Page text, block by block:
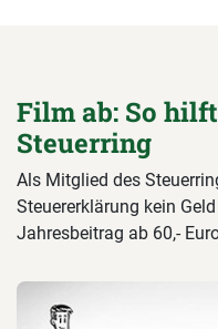
Film ab: So
Steuerring
Als Mitglied des
Steuererklärung kein
Jahresbeitrag ab 60,-